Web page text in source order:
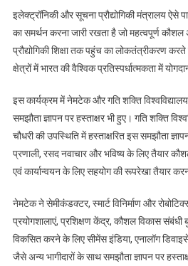
इलेक्ट्रॉनिकी और सूचना प्रौद्योगिकी मंत्रालय ऐसे
का समर्थन करना जारी रखता है जो महत्वपूर्ण
प्रौद्योगिकी शिक्षा तक पहुंच का लोकतंत्रीकरण
क्षेत्रों में भारत की वैश्विक प्रतिस्पर्धात्मकता में
इस कार्यक्रम में नेमटेक और गति शक्ति
समझौता ज्ञापन पर हस्ताक्षर भी हुए। गति शक्ति
चौधरी की उपस्थिति में हस्ताक्षरित इस समझौता ज्ञापन
प्रणाली, रसद नवाचार और भविष्य के लिए तैयार
एवं कार्यान्वयन के लिए सहयोग की रूपरेखा तैयार
नेमटेक ने सेमीकंडक्टर, स्मार्ट विनिर्माण और
प्रयोगशालाएं, प्रशिक्षण केंद्र, कौशल विकास संबंधी
विकसित करने के लिए सीमेंस इंडिया, एनालॉग
जैसे अन्य भागीदारों के साथ समझौता ज्ञापन पर